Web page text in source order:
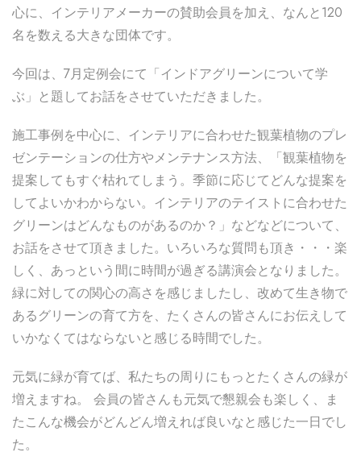
心に、インテリアメーカーの賛助会員を加え、なんと120
名を数える大きな団体です。
今回は、7月定例会にて「インドアグリーンについて学
ぶ」と題してお話をさせていただきました。
施工事例を中心に、インテリアに合わせた観葉植物のプレ
ゼンテーションの仕方やメンテナンス方法、「観葉植物を
提案してもすぐ枯れてしまう。季節に応じてどんな提案を
してよいかわからない。インテリアのテイストに合わせた
グリーンはどんなものがあるのか？」などなどについて、
お話をさせて頂きました。いろいろな質問も頂き・・・楽
しく、あっという間に時間が過ぎる講演会となりました。
緑に対しての関心の高さを感じましたし、改めて生き物で
あるグリーンの育て方を、たくさんの皆さんにお伝えして
いかなくてはならないと感じる時間でした。
元気に緑が育てば、私たちの周りにもっとたくさんの緑が
増えますね。 会員の皆さんも元気で懇親会も楽しく、ま
たこんな機会がどんどん増えれば良いなと感じた一日でし
た。